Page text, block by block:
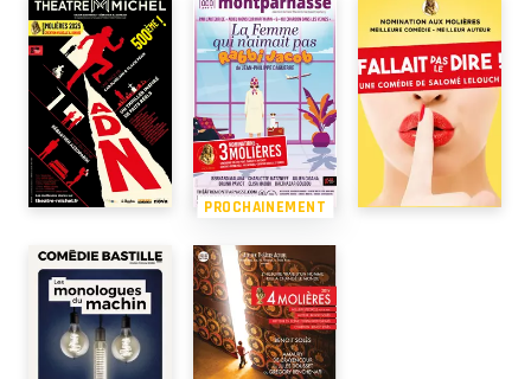
PROCHAINEMENT